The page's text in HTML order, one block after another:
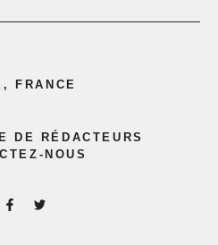
FRANCE
DE RÉDACTEURS
NOUS